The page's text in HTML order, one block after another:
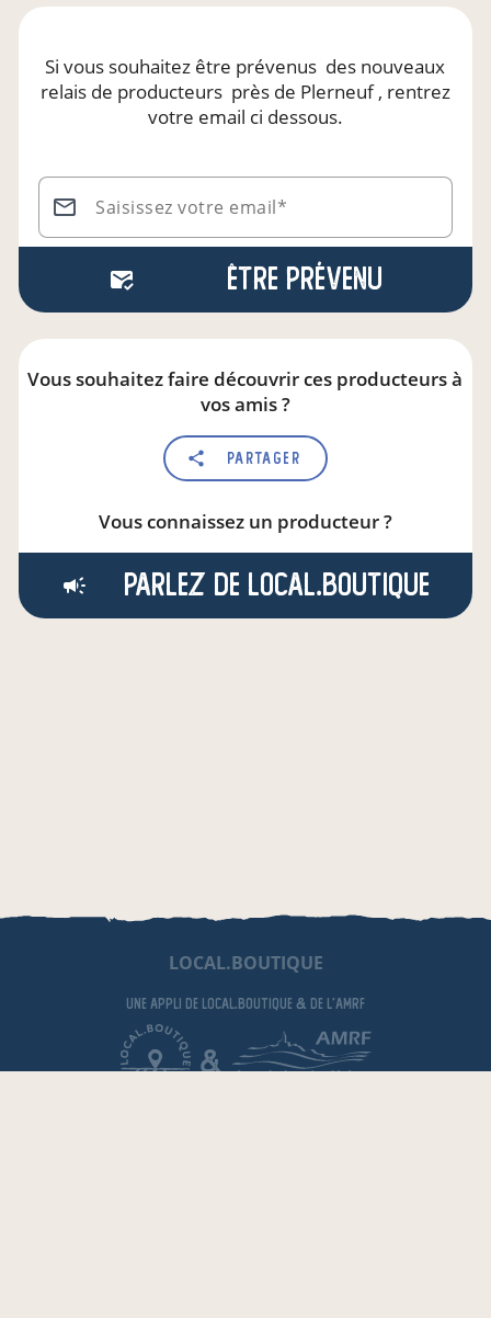
Si vous souhaitez être prévenus des nouveaux
relais de producteurs près de Plerneuf, rentrez
votre email ci dessous.
Saisissez votre email*
Être prévenu
Vous souhaitez faire découvrir ces producteurs à
vos amis ?
Partager
Vous connaissez un producteur ?
Parlez de local.boutique
LOCAL.BOUTIQUE
une appli de local.boutique & de l'AMRF
&